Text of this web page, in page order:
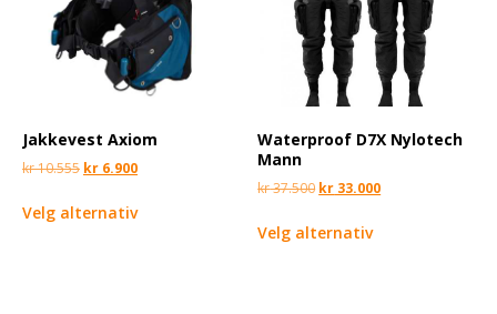
Jakkevest Axiom
kr10.555 kr 6.900
Velg alternativ
Waterproof D7X Nylotech
Mann
kr37.500 kr 33.000
Velg alternativ